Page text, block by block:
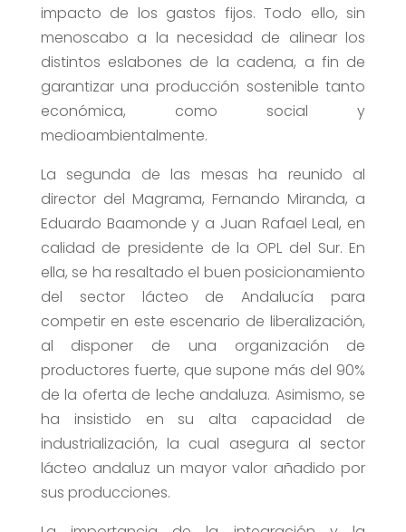
impacto de los gastos fijos. Todo ello, sin
menoscabo a la necesidad de alinear los
distintos eslabones de la cadena, a fin de
garantizar una producción sostenible tanto
económica, como social y
medioambientalmente.
La segunda de las mesas ha reunido al
director del Magrama, Fernando Miranda, a
Eduardo Baamonde y a Juan Rafael Leal, en
calidad de presidente de la OPL del Sur. En
ella, se ha resaltado el buen posicionamiento
del sector lácteo de Andalucía para
competir en este escenario de liberalización,
al disponer de una organización de
productores fuerte, que supone más del 90%
de la oferta de leche andaluza. Asimismo, se
ha insistido en su alta capacidad de
industrialización, la cual asegura al sector
lácteo andaluz un mayor valor añadido por
sus producciones.